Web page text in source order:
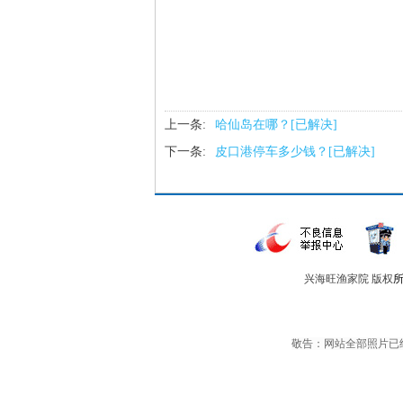
上一条:
哈仙岛在哪？[已解决]
下一条:
皮口港停车多少钱？[已解决]
兴海旺渔家院 版权
敬告：网站全部照片